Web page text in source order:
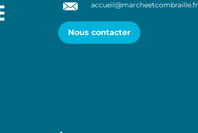
accueil@marcheetcombraille.fr
Nous contacter